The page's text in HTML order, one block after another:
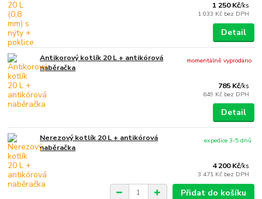
1 250 Kč/ks
1 033 Kč bez DPH
Detail
Antikorový kotlík 20 L + antikórová
naběračka
785 Kč/ks
649 Kč bez DPH
momentálně vyprodáno
Detail
Nerezový kotlík 20 L + antikórová
naběračka
4 200 Kč/ks
3 471 Kč bez DPH
expedice 3-5 dnů
Přidat do košíku